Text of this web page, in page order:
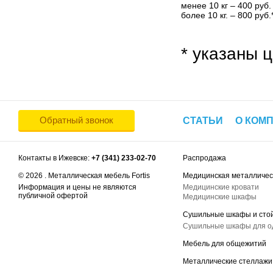
менее 10 кг – 400 руб.
более 10 кг. – 800
* указаны
Обратный звонок СТАТЬИ О
Контакты в Ижевске: +7 (341) 233-02-70
© 2026 . Металлическая мебель Fortis
Информация и цены не являются
публичной офертой
Распродажа
Медицинская
Медицинские кровати
Медицинские шкафы
Сушильные шкафы и
Сушильные шкафы для
Мебель для общежитий
Металлические стеллажи